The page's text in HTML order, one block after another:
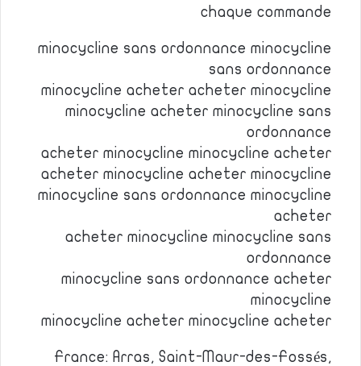
chaque commande
minocycline sans ordonnance minocycline
sans ordonnance
minocycline acheter acheter minocycline
minocycline acheter minocycline sans
ordonnance
acheter minocycline minocycline acheter
acheter minocycline acheter minocycline
minocycline sans ordonnance minocycline
acheter
acheter minocycline minocycline sans
ordonnance
minocycline sans ordonnance acheter
minocycline
minocycline acheter minocycline acheter
France: Arras, Saint-Maur-des-Fossés,